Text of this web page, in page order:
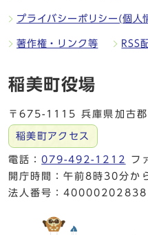
プライバシーポリシー(個人
著作権・リンク等 RSS
稲美町役場
〒675-1115 兵庫県加古
稲美町アクセス
電話：079-492-1212
フ
開庁時間：午前8時30分か
法人番号：